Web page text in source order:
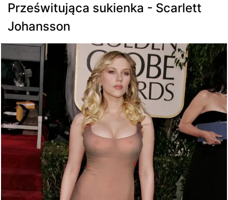
Prześwitująca sukienka - Scarlett
Johansson